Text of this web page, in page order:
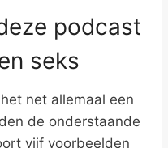
podcast
seks
net allemaal een
de onderstaande
vijf voorbeelden